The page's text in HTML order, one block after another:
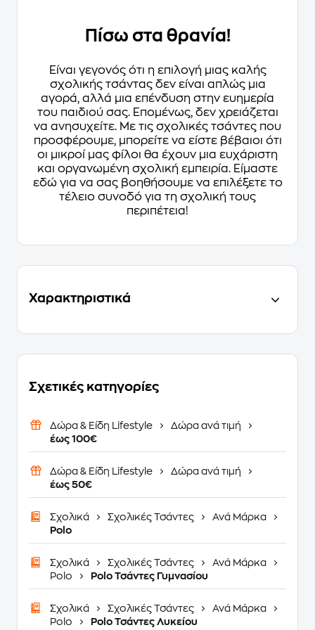
Πίσω στα θρανία!
Είναι γεγονός ότι η επιλογή μιας καλής
σχολικής τσάντας δεν είναι απλώς μια
αγορά, αλλά μια επένδυση στην ευημερία
του παιδιού σας. Επομένως, δεν χρειάζεται
να ανησυχείτε. Με τις σχολικές τσάντες που
προσφέρουμε, μπορείτε να είστε βέβαιοι ότι
οι μικροί μας φίλοι θα έχουν μια ευχάριστη
και οργανωμένη σχολική εμπειρία. Είμαστε
εδώ για να σας βοηθήσουμε να επιλέξετε το
τέλειο συνοδό για τη σχολική τους
περιπέτεια!
Χαρακτηριστικά
Σχετικές κατηγορίες
Δώρα & Είδη Lifestyle
Δώρα ανά τιμή
έως 100€
Δώρα & Είδη Lifestyle
Δώρα ανά τιμή
έως 50€
Σχολικά Σχολικές Τσάντες
Ανά Μάρκα
Polo
Σχολικά Σχολικές Τσάντες
Ανά Μάρκα
Polo
Polo Τσάντες Γυμνασίου
Σχολικά Σχολικές Τσάντες
Ανά Μάρκα
Polo
Polo Τσάντες Λυκείου